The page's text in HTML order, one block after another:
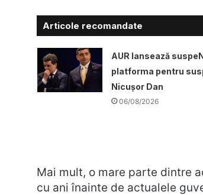
Articole recomandate
AUR lansează
platforma pentru
Nicușor Dan
06/08/2026
Mai mult, o mare parte dintre
cu ani înainte de actualele